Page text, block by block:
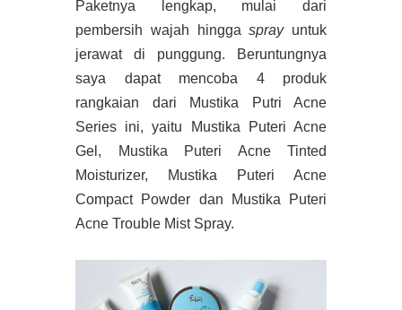
Paketnya lengkap, mulai dari
pembersih wajah hinggasprayuntuk
jerawat di punggung. Beruntungnya
saya dapat mencoba 4 produk
rangkaian dari Mustika Putri Acne
Series ini, yaitu Mustika Puteri Acne
Gel, Mustika Puteri Acne Tinted
Moisturizer, Mustika Puteri Acne
Compact Powder dan Mustika Puteri
Acne Trouble Mist Spray.